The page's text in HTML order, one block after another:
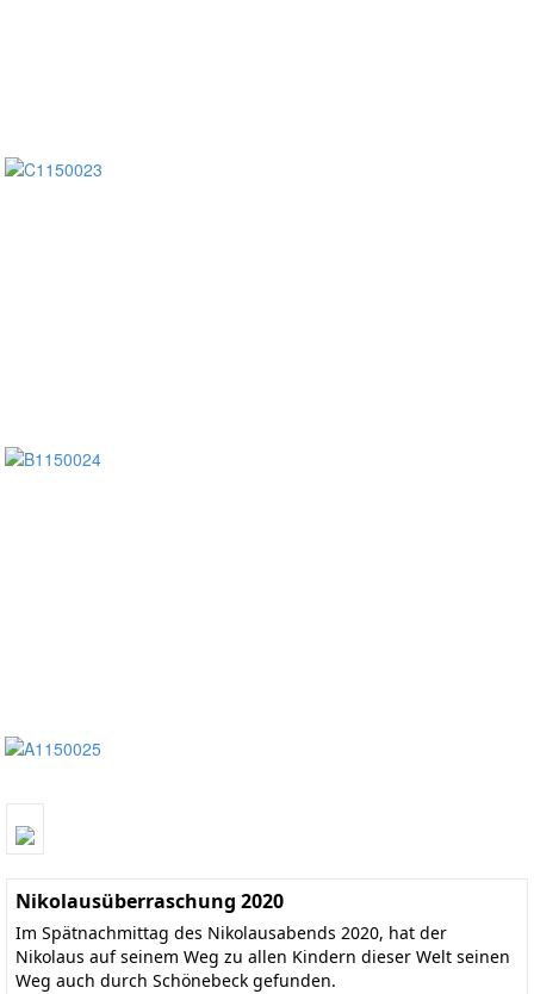
Nikolausüberraschung 2020
Im Spätnachmittag des Nikolausabends 2020, hat der
Nikolaus auf seinem Weg zu allen Kindern dieser Welt seinen
Weg auch durch Schönebeck gefunden.